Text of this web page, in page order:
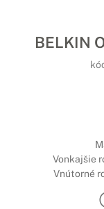
BELKIN
Vonkajšie
Vnútorné